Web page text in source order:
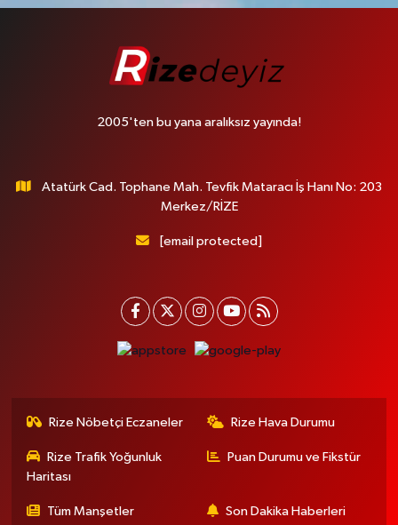
2005'ten bu yana aralıksız yayında!
Atatürk Cad. Tophane Mah. Tevfik Mataracı İş Hanı No: 203
Merkez/RİZE
[email protected]
Rize Nöbetçi Eczaneler Rize Hava Durumu
Rize Trafik Yoğunluk
Haritası
Puan Durumu ve Fikstür
Tüm Manşetler Son Dakika Haberleri